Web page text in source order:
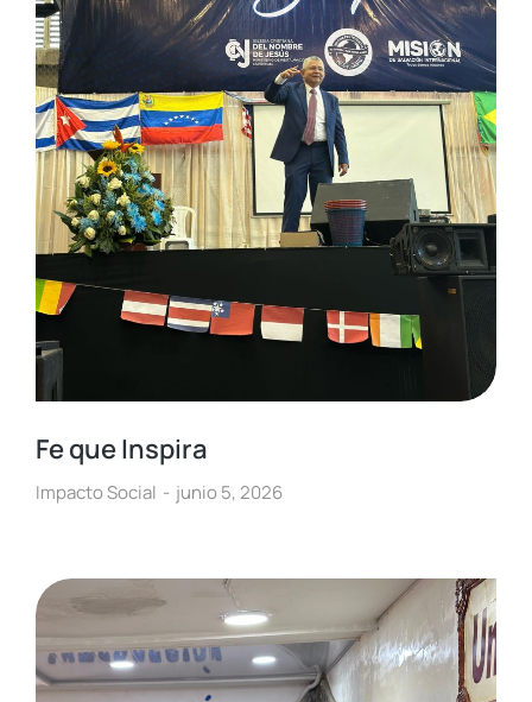
Fe que Inspira
Impacto Social junio 5, 2026